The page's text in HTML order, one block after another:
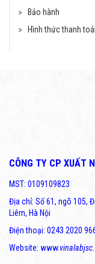
Bảo hành
Hình thức thanh
CÔNG TY CP XUẤT
MST: 0109109823
Địa chỉ: Số 61, ngõ 105,
Liêm, Hà Nội
Điện thoại: 0243 2020
Website: www.